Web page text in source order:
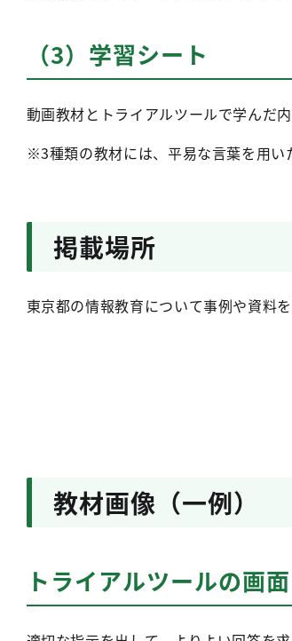
（3）学習シート
動画教材とトライアルツールで学んだ
※3種類の教材には、平易な言葉を用
掲載場所
東京都の情報教育について事例や資料
教材画像（一例）
トライアルツールの画面